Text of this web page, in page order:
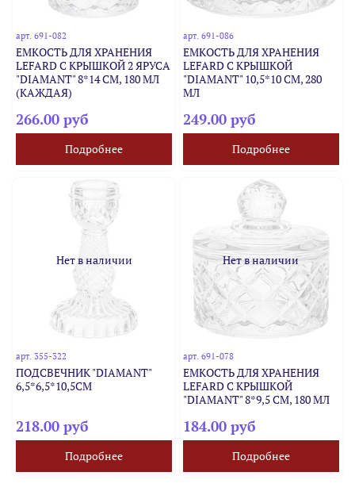
арт.691-082
ЕМКОСТЬ ДЛЯ ХРАНЕНИЯ
LEFARD С КРЫШКОЙ 2 ЯРУСА
"DIAMANT" 8*14 СМ, 180 МЛ
(КАЖДАЯ)
266.00 руб
Подробнее
арт. 691-086
ЕМКОСТЬ ДЛЯ ХРАНЕНИЯ
LEFARD С КРЫШКОЙ
"DIAMANT" 10,5*10 СМ, 280
МЛ
249.00 руб
Подробнее
Нет в наличии
арт.355-322
ПОДСВЕЧНИК "DIAMANT"
6,5*6,5*10,5СМ
218.00 руб
Подробнее
Нет в наличии
арт. 691-078
ЕМКОСТЬ ДЛЯ ХРАНЕНИЯ
LEFARD С КРЫШКОЙ
"DIAMANT" 8*9,5 СМ, 180 МЛ
184.00 руб
Подробнее